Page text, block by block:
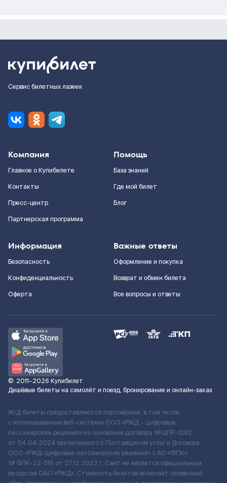
Сервис билетных лазеек
Компания
Главное о Купибилете
Контакты
Пресс-центр
Партнерская программа
Помощь
База знаний
Где мой билет
Блог
Информация
Безопасность
Конфиденциальность
Оферта
Важные ответы
Оформление и покупка
Возврат и обмен билета
Все вопросы и ответы
© 2011–2026 Купибилет
Дешёвые билеты на самолёт и поезд, бронирование и онлайн-заказ
Ж/Д билеты предоставляются партнёрами, в том числе
с использованием веб-системы ООО «РЖД – Цифровые
пассажирские решения» на основании договора № ЦПР-1282
от 04.04.2024 заключенного с Поставщиком услуг и Договора
ООО «РЖД-Цифровые пассажирские решения» c АО «ФПК»
№ ФПК-22-316 от 27.12.2022 г. Сайт не является официальным
ресурсом ОАО «РЖД». Стоимость билетов включает сервисный